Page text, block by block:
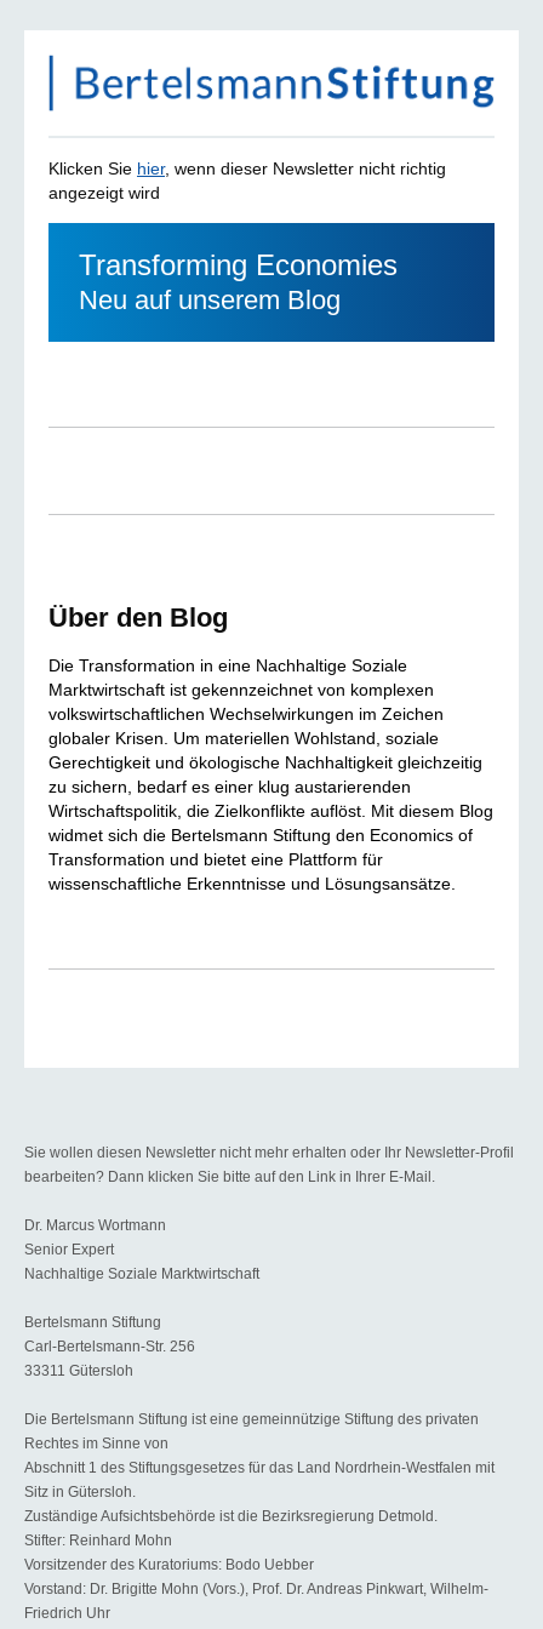
Klicken Sie hier, wenn dieser Newsletter nicht richtig
angezeigt wird
Transforming Economies
Neu auf unserem Blog
Über den Blog
Die Transformation in eine Nachhaltige Soziale
Marktwirtschaft ist gekennzeichnet von komplexen
volkswirtschaftlichen Wechselwirkungen im Zeichen
globaler Krisen. Um materiellen Wohlstand, soziale
Gerechtigkeit und ökologische Nachhaltigkeit gleichzeitig
zu sichern, bedarf es einer klug austarierenden
Wirtschaftspolitik, die Zielkonflikte auflöst. Mit diesem Blog
widmet sich die Bertelsmann Stiftung den Economics of
Transformation und bietet eine Plattform für
wissenschaftliche Erkenntnisse und Lösungsansätze.
Sie wollen diesen Newsletter nicht mehr erhalten oder Ihr Newsletter-Profil
bearbeiten? Dann klicken Sie bitte auf den Link in Ihrer E-Mail.
Dr. Marcus Wortmann
Senior Expert
Nachhaltige Soziale Marktwirtschaft
Bertelsmann Stiftung
Carl-Bertelsmann-Str. 256
33311 Gütersloh
Die Bertelsmann Stiftung ist eine gemeinnützige Stiftung des privaten
Rechtes im Sinne von
Abschnitt 1 des Stiftungsgesetzes für das Land Nordrhein-Westfalen mit
Sitz in Gütersloh.
Zuständige Aufsichtsbehörde ist die Bezirksregierung Detmold.
Stifter: Reinhard Mohn
Vorsitzender des Kuratoriums: Bodo Uebber
Vorstand: Dr. Brigitte Mohn (Vors.), Prof. Dr. Andreas Pinkwart, Wilhelm-
Friedrich Uhr